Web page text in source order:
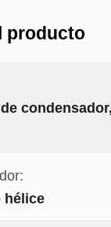
producto
hélice